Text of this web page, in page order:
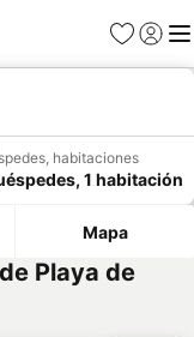
Favoritos
Iniciar
habitaciones
1 habitación
Mapa
Playa de